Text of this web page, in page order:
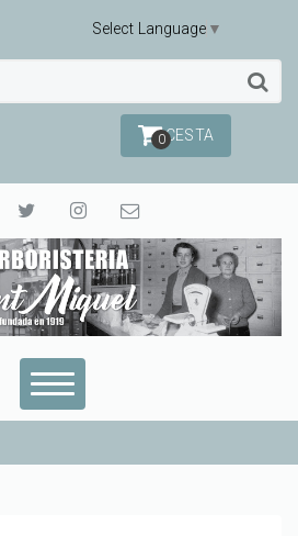
Select Language ▼
0CESTA